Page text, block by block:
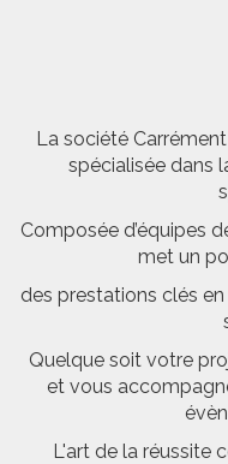
La société
spécialisée dans
Composée d’équipes
met un
des prestations clés
Quelque soit votre
et vous
L'art de la réussite